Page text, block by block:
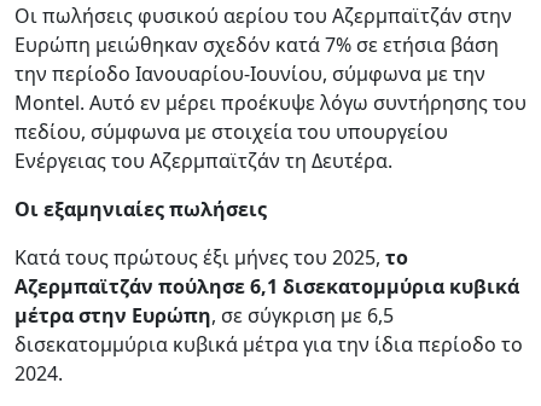
Οι πωλήσεις φυσικού αερίου του Αζερμπαϊτζάν στην
Ευρώπη μειώθηκαν σχεδόν κατά 7% σε ετήσια βάση
την περίοδο Ιανουαρίου-Ιουνίου, σύμφωνα με την
Montel. Αυτό εν μέρει προέκυψε λόγω συντήρησης του
πεδίου, σύμφωνα με στοιχεία του υπουργείου
Ενέργειας του Αζερμπαϊτζάν τη Δευτέρα.
Οι εξαμηνιαίες πωλήσεις
Κατά τους πρώτους έξι μήνες του 2025, το
Αζερμπαϊτζάν πούλησε 6,1 δισεκατομμύρια κυβικά
μέτρα στην Ευρώπη, σε σύγκριση με 6,5
δισεκατομμύρια κυβικά μέτρα για την ίδια περίοδο το
2024.